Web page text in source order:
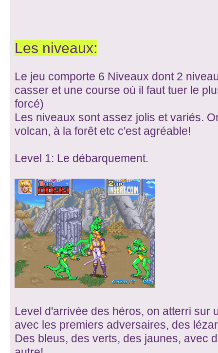
Les niveaux:
Le jeu comporte 6 Niveaux dont 2
casser et une course où il faut tuer le
forcé)
Les niveaux sont assez jolis et variés.
volcan, à la forêt etc c'est agréable!
Level 1: Le débarquement.
Level d'arrivée des héros, on atterri sur
avec les premiers adversaires, des
Des bleus, des verts, des jaunes, avec